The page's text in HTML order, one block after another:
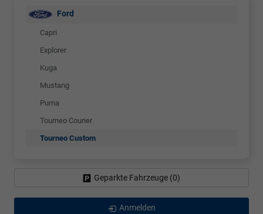
Ford
Capri
Explorer
Kuga
Mustang
Puma
Tourneo Courier
Tourneo Custom
Geparkte Fahrzeuge (0)
Anmelden